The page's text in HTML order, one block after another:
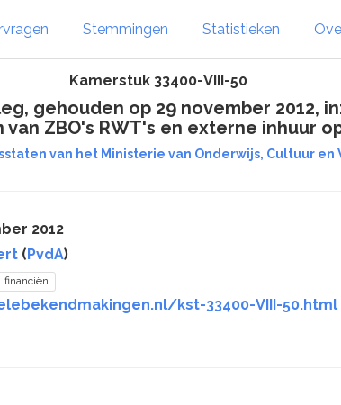
Stemmingen Statistieken
Kamerstuk 33400-VIII-50
gehouden op 29 november 2012,
van ZBO's RWT's en externe inhuur
van het Ministerie van Onderwijs, Cultuur en
2012
(PvdA)
financiën
kst-33400-VIII-50.html